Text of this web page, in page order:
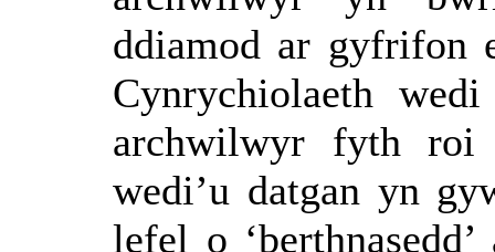
ddiamod ar gyfrifon
Cynrychiolaeth
wedi
archwilwyr
fyth
roi
wedi’u datgan yn
lefel o ‘berthnasedd